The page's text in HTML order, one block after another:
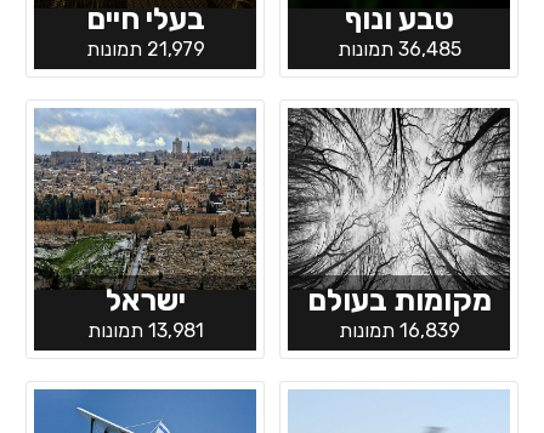
טבע ונוף
36,485 תמונות
בעלי חיים
21,979 תמונות
מקומות בעולם
16,839 תמונות
ישראל
13,981 תמונות